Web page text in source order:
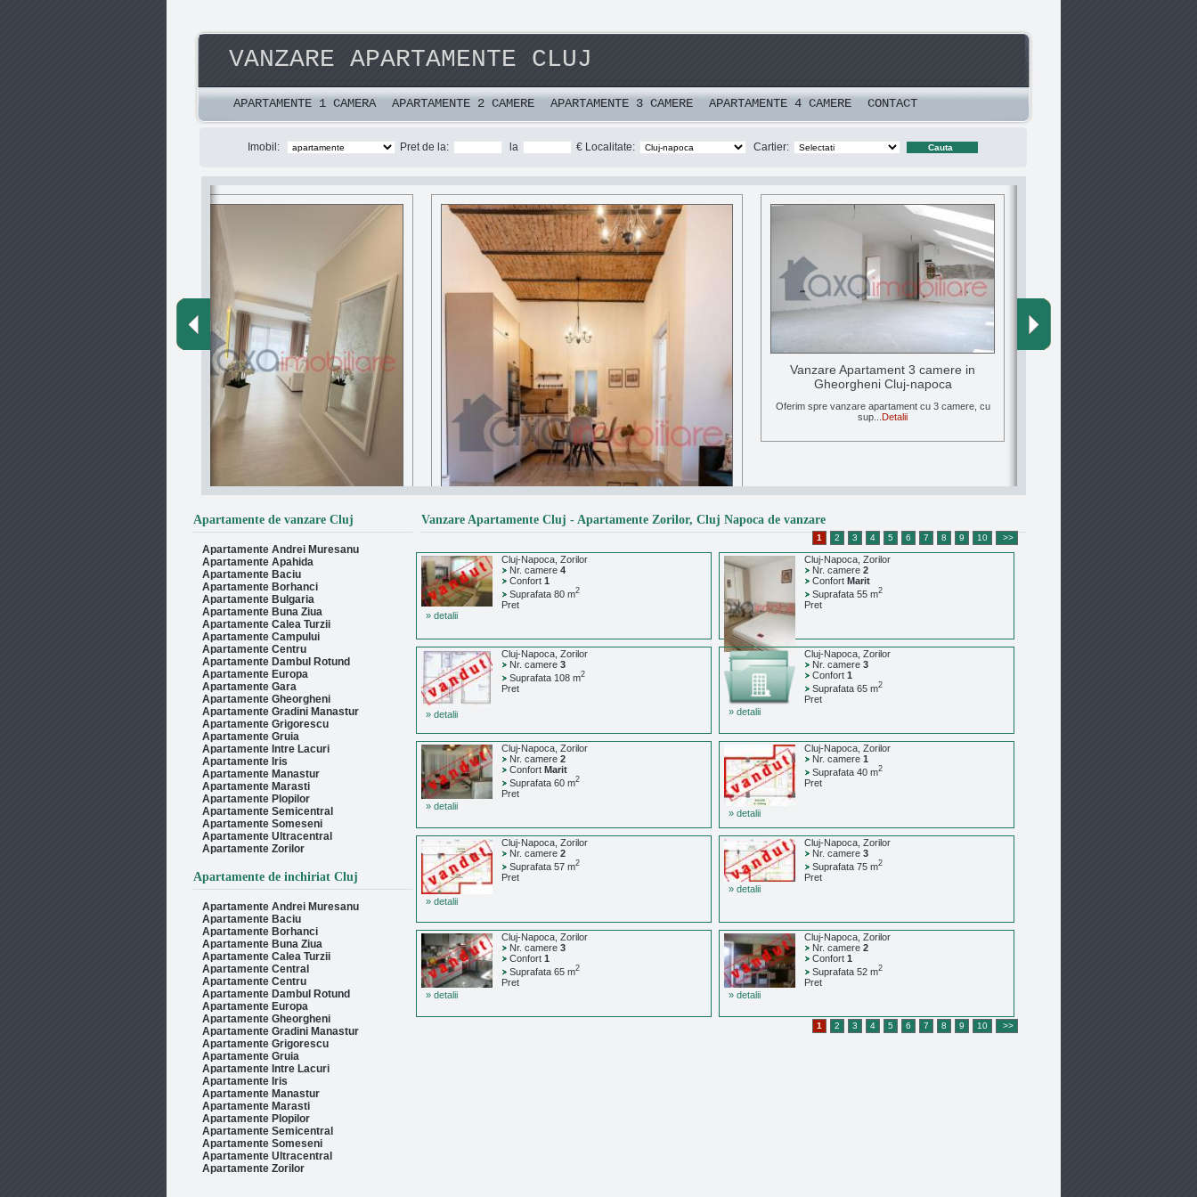
VANZARE APARTAMENTE CLUJ
APARTAMENTE 1 CAMERA APARTAMENTE 2 CAMERE APARTAMENTE 3 CAMERE APARTAMENTE 4 CAMERE CONTACT
Imobil: Pret de la: la € Localitate: Cartier:
Vanzare Apartament 3 camere in
Floresti
Axa imobiliare va propune spre vanzare un
aparta...Detalii
Vanzare Apartament 2 camere in Ultracentral Cluj-
napoca
Oferim spre vanzare apartament ultrafinisat, compl...
Vanzare Apartament 3 camere in
Gheorgheni Cluj-napoca
Oferim spre vanzare apartament cu 3 camere, cu
sup... Detalii
Apartamente de vanzare Cluj
Apartamente Andrei Muresanu
Apartamente Apahida
Apartamente Baciu
Apartamente Borhanci
Apartamente Bulgaria
Apartamente Buna Ziua
Apartamente Calea Turzii
Apartamente Campului
Apartamente Centru
Apartamente Dambul Rotund
Apartamente Europa
Apartamente Gara
Apartamente Gheorgheni
Apartamente Gradini Manastur
Apartamente Grigorescu
Apartamente Gruia
Apartamente Intre Lacuri
Apartamente Iris
Apartamente Manastur
Apartamente Marasti
Apartamente Plopilor
Apartamente Semicentral
Apartamente Someseni
Apartamente Ultracentral
Apartamente Zorilor
Apartamente de inchiriat Cluj
Apartamente Andrei Muresanu
Apartamente Baciu
Apartamente Borhanci
Apartamente Buna Ziua
Apartamente Calea Turzii
Apartamente Central
Apartamente Centru
Apartamente Dambul Rotund
Apartamente Europa
Apartamente Gheorgheni
Apartamente Gradini Manastur
Apartamente Grigorescu
Apartamente Gruia
Apartamente Intre Lacuri
Apartamente Iris
Apartamente Manastur
Apartamente Marasti
Apartamente Plopilor
Apartamente Semicentral
Apartamente Someseni
Apartamente Ultracentral
Apartamente Zorilor
Vanzare Apartamente Cluj - Apartamente Zorilor, Cluj Napoca de vanzare
1 2 3 4 5 6 7 8 9 10 >>
Cluj-Napoca, Zorilor
Nr. camere 4
Confort 1
Suprafata 80 m2
Pret
» detalii
Cluj-Napoca, Zorilor
Nr. camere 2
Confort Marit
Suprafata 55 m2
Pret
» detalii
Cluj-Napoca, Zorilor
Nr. camere 3
Suprafata 108 m2
Pret
» detalii
Cluj-Napoca, Zorilor
Nr. camere 3
Confort 1
Suprafata 65 m2
Pret
» detalii
Cluj-Napoca, Zorilor
Nr. camere 2
Confort Marit
Suprafata 60 m2
Pret
» detalii
Cluj-Napoca, Zorilor
Nr. camere 1
Suprafata 40 m2
Pret
» detalii
Cluj-Napoca, Zorilor
Nr. camere 2
Suprafata 57 m2
Pret
» detalii
Cluj-Napoca, Zorilor
Nr. camere 3
Suprafata 75 m2
Pret
» detalii
Cluj-Napoca, Zorilor
Nr. camere 3
Confort 1
Suprafata 65 m2
Pret
» detalii
Cluj-Napoca, Zorilor
Nr. camere 2
Confort 1
Suprafata 52 m2
Pret
» detalii
1 2 3 4 5 6 7 8 9 10 >>